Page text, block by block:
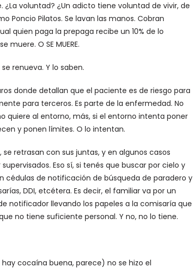
voluntad? ¿Un adicto tiene voluntad de vivir, de
Poncio Pilatos. Se lavan las manos. Cobran
quien paga la prepaga recibe un 10% de lo
O SE MUERE.
renueva. Y lo saben.
donde detallan que el paciente es de riesgo para
para terceros. Es parte de la enfermedad. No
quiere al entorno, más, si el entorno intenta poner
y ponen límites. O lo intentan.
se retrasan con sus juntas, y en algunos casos
Eso sí, si tenés que buscar por cielo y
cédulas de notificación de búsqueda de paradero y
DDI, etcétera. Es decir, el familiar va por un
notificador llevando los papeles a la comisaría que
no tiene suficiente personal. Y no, no lo tiene.
hay cocaína buena, parece) no se hizo el